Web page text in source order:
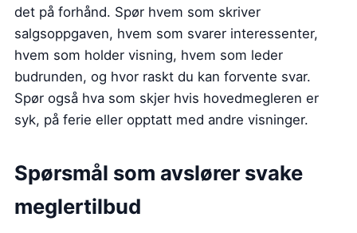
det på forhånd. Spør hvem som skriver
salgsoppgaven, hvem som svarer interessenter,
hvem som holder visning, hvem som leder
budrunden, og hvor raskt du kan forvente svar.
Spør også hva som skjer hvis hovedmegleren er
syk, på ferie eller opptatt med andre visninger.
Spørsmål som avslører svake
meglertilbud